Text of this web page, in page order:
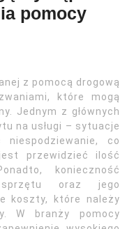
pomocy
z pomocą drogową
które mogą
Jednym z głównych
na usługi – sytuacje
niespodziewanie, co
przewidzieć ilość
konieczność
sprzętu oraz jego
koszty, które należy
W branży pomocy